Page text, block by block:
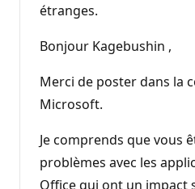
étranges.
Bonjour Kagebushin ,
Merci de poster dans la
Microsoft.
Je comprends que vous
problèmes avec les
Office qui ont un impact